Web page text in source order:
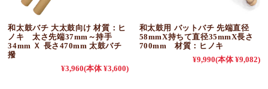
和太鼓バチ 大太鼓向け 材質：ヒ
ノキ 太さ先端37mm～持手
34mm Ｘ 長さ470mm 太鼓バチ
撥
¥3,960(本体 ¥3,600)
和太鼓用 バットバチ 先端直径
58mmX持ちて直径35mmX長さ
700mm 材質：ヒノキ
¥9,990(本体 ¥9,082)